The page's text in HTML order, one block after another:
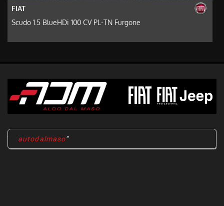
FIAT
Scudo 1.5 BlueHDi 100 CV PL-TN Furgone
autodalmaso